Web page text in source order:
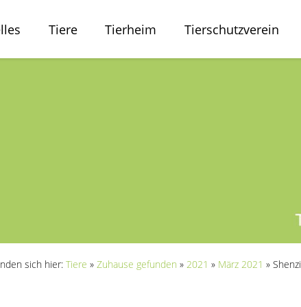
Tiere Tierheim Tierschutzverein
sich hier: Tiere » Zuhause gefunden » 2021 » März 2021 » Shenzi